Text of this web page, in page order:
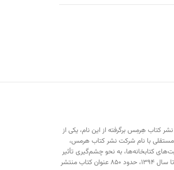
کتاب هِرمِس برگرفته از این نام، یکی از
دهه تجربه و فعالیت است. شهر کتاب با تاسیس و راه‌اندازی انتشارات هرمس و سپس تبدیل این واحد انتشاراتی در سال ۱۳۸۷ به شرکت مستقلی با نام شرکت نشر کتاب هرمس،
کتابخانه‌ها، به نحو چشم‌گیری تأثیر
بگذارد. به علت بالا بودن کیفیت کتاب‌ها، بسیاری از استادان و مؤلفان و مترجمان مطرح کشور با این نشر همکاری نموده و آثار خود را برای انتشار به هرمس سپرده‌اند. همچنین هرمس تا سال ۱۳۹۴، حدود ۸۵۰ عنوان کتاب منتشر